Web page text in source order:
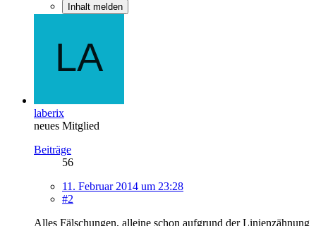
Inhalt melden
laberix
neues Mitglied
Beiträge
56
11. Februar 2014 um 23:28
#2
Alles Fälschungen, alleine schon aufgrund der Linienzähnung